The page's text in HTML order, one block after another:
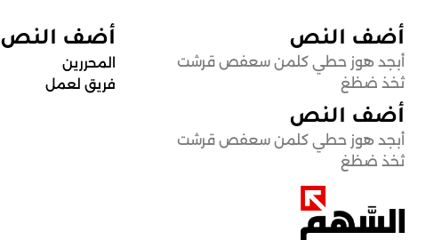
أضف النص
أبجد هوز حطي كلمن سعفص قرشت
ثخذ ضظغ
أضف النص
أبجد هوز حطي كلمن سعفص قرشت
ثخذ ضظغ
أضف النص
المحررين
فريق لعمل